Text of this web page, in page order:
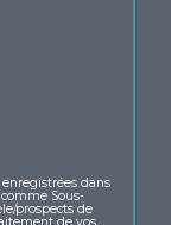
dans
Sous-
prospects de